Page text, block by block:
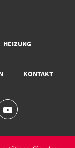
HEIZUNG
KONTAKT